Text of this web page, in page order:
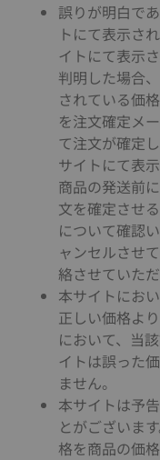
誤りが明白で
トにて表示さ
イトにて表示
判明した場合
されている価
を注文確定メ
て注文が確定
サイトにて表
商品の発送前
文を確定させ
について確認
ャンセルさせ
絡させていた
本サイトにお
正しい価格よ
において、当
イトは誤った
ません。
本サイトは予
とがございま
格を商品の価